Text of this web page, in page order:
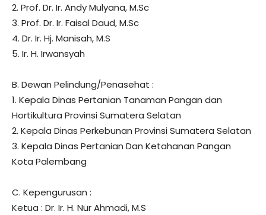
2. Prof. Dr. Ir. Andy Mulyana, M.Sc
3. Prof. Dr. Ir. Faisal Daud, M.Sc
4. Dr. Ir. Hj. Manisah, M.S
5. Ir. H. Irwansyah
B. Dewan Pelindung/Penasehat :
1. Kepala Dinas Pertanian Tanaman Pangan dan
Hortikultura Provinsi Sumatera Selatan
2. Kepala Dinas Perkebunan Provinsi Sumatera Selatan
3. Kepala Dinas Pertanian Dan Ketahanan Pangan
Kota Palembang
C. Kepengurusan :
Ketua : Dr. Ir. H. Nur Ahmadi, M.S